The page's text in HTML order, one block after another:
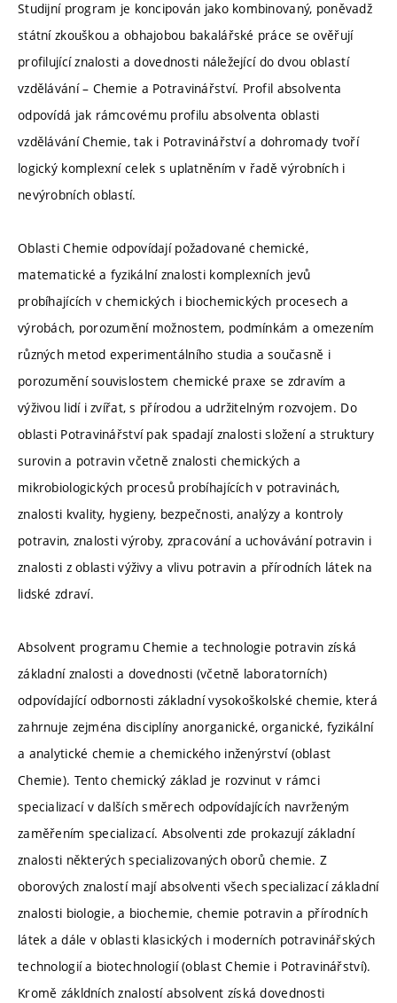
Studijní program je koncipován jako kombinovaný, poněvadž
státní zkouškou a obhajobou bakalářské práce se ověřují
profilující znalosti a dovednosti náležející do dvou oblastí
vzdělávání – Chemie a Potravinářství. Profil absolventa
odpovídá jak rámcovému profilu absolventa oblasti
vzdělávání Chemie, tak i Potravinářství a dohromady tvoří
logický komplexní celek s uplatněním v řadě výrobních i
nevýrobních oblastí.
Oblasti Chemie odpovídají požadované chemické,
matematické a fyzikální znalosti komplexních jevů
probíhajících v chemických i biochemických procesech a
výrobách, porozumění možnostem, podmínkám a omezením
různých metod experimentálního studia a současně i
porozumění souvislostem chemické praxe se zdravím a
výživou lidí i zvířat, s přírodou a udržitelným rozvojem. Do
oblasti Potravinářství pak spadají znalosti složení a struktury
surovin a potravin včetně znalosti chemických a
mikrobiologických procesů probíhajících v potravinách,
znalosti kvality, hygieny, bezpečnosti, analýzy a kontroly
potravin, znalosti výroby, zpracování a uchovávání potravin i
znalosti z oblasti výživy a vlivu potravin a přírodních látek na
lidské zdraví.
Absolvent programu Chemie a technologie potravin získá
základní znalosti a dovednosti (včetně laboratorních)
odpovídající odbornosti základní vysokoškolské chemie, která
zahrnuje zejména disciplíny anorganické, organické, fyzikální
a analytické chemie a chemického inženýrství (oblast
Chemie). Tento chemický základ je rozvinut v rámci
specializací v dalších směrech odpovídajících navrženým
zaměřením specializací. Absolventi zde prokazují základní
znalosti některých specializovaných oborů chemie. Z
oborových znalostí mají absolventi všech specializací základní
znalosti biologie, a biochemie, chemie potravin a přírodních
látek a dále v oblasti klasických i moderních potravinářských
technologií a biotechnologií (oblast Chemie i Potravinářství).
Kromě zákldních znalostí absolvent získá dovednosti